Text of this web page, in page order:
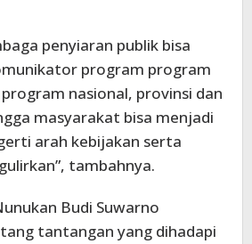
penyiaran publik bisa
program program
nasional, provinsi dan
masyarakat bisa menjadi
arah kebijakan serta
tambahnya.
Budi Suwarno
tantangan yang dihadapi